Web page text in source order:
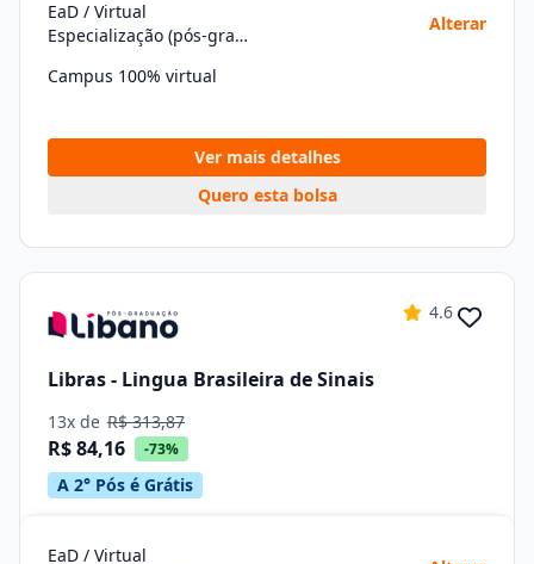
EaD / Virtual
Especialização (pós-graduação)
Alterar
Campus 100% virtual
Ver mais detalhes
Quero esta bolsa
4.6
Libras - Lingua Brasileira de Sinais
13x de R$ 313,87
R$ 84,16 -73%
A 2° Pós é Grátis
EaD / Virtual